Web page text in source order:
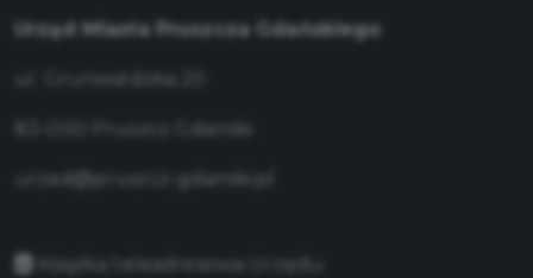
Urząd Miasta Pruszcza Gdańskiego
urzad@pruszcz-gdanski.pl
Książka teleadresowa Urzędu